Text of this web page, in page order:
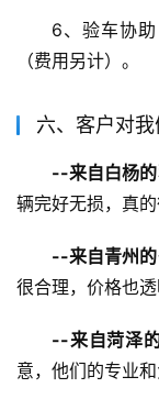
6、验车协
（费用另计）。
六、客户对
--来自白杨的
辆完好无损，真的
--来自青州的
很合理，价格也
--来自菏泽
意，他们的专业和